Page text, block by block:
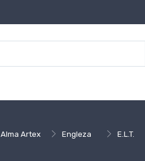
Alma Artex Engleza E.L.T.